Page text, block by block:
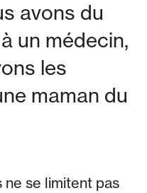
avons du
un médecin,
les
maman du
ne se limitent pas